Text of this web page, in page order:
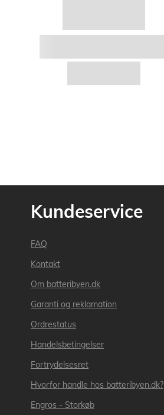
Kundeservice
FAQ
Kontakt
Om batteribyen.dk
Garanti og reklamation
Ordrestatus
Handelsbetingelser
Fortrydelsesret
Hvorfor handle hos batteribyen.dk?
Engros - Storkøb